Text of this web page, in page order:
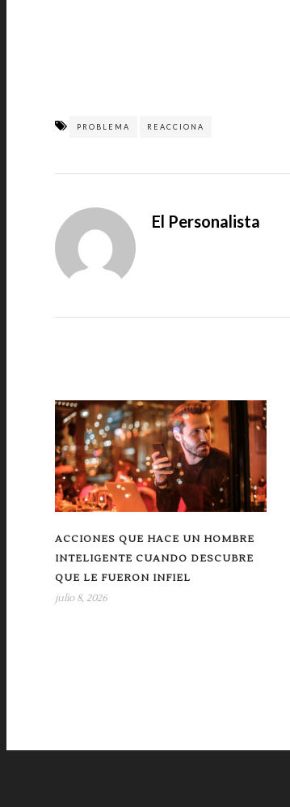
PROBLEMA REACCIONA
El Personalista
ACCIONES QUE HACE UN HOMBRE
INTELIGENTE CUANDO DESCUBRE
QUE LE FUERON INFIEL
julio 8, 2026